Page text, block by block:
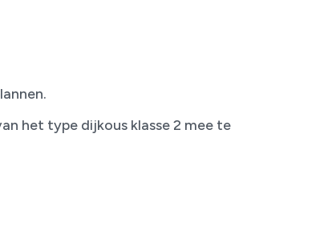
het type dijkous klasse 2 mee te